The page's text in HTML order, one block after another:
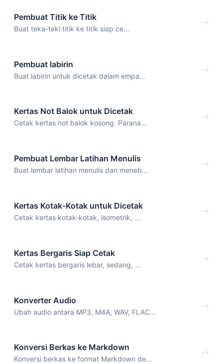
Pembuat Titik ke Titik
Buat teka-teki titik ke titik siap ce...
Pembuat labirin
Buat labirin untuk dicetak dalam empa...
Kertas Not Balok untuk Dicetak
Cetak kertas not balok kosong. Parana...
Pembuat Lembar Latihan Menulis
Buat lembar latihan menulis dan meneb...
Kertas Kotak-Kotak untuk Dicetak
Cetak kertas kotak-kotak, isometrik, ...
Kertas Bergaris Siap Cetak
Cetak kertas bergaris lebar, sedang, ...
Konverter Audio
Ubah audio antara MP3, M4A, WAV, FLAC...
Konversi Berkas ke Markdown
Konversi berkas ke format Markdown de...